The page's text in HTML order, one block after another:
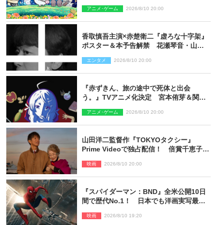
アニメ･ゲーム 2026/8/10 20:00
香取慎吾主演×赤楚衛二『虚ろな十字架』
ポスター＆本予告解禁 花瀬琴音・山中
エンタメ 2026/8/10 20:00
『赤ずきん、旅の途中で死体と出会
う。』TVアニメ化決定 宮本侑芽＆関根
アニメ･ゲーム 2026/8/10 20:00
山田洋二監督作『TOKYOタクシー』
Prime Videoで独占配信！ 倍賞千恵子×
映画 2026/8/10 20:00
『スパイダーマン：BND』全米公開10日
間で歴代No.1！ 日本でも洋画実写最速
映画 2026/8/10 19:20